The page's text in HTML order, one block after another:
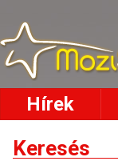
Hírek
Keresés